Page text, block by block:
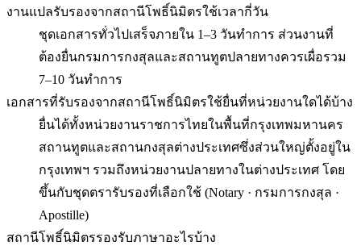
งานแปลรับรองจากสถานีโพธิ์นิมิตรใช้เวลากี่วัน
ชุดเอกสารทั่วไปเสร็จภายใน 1–3 วันทำการ ส่วนงานที่
ต้องยื่นกรมการกงสุลและสถานทูตปลายทางควรเผื่อรวม
7–10 วันทำการ
เอกสารที่รับรองจากสถานีโพธิ์นิมิตรใช้ยื่นที่หน่วยงานใดได้บ้าง
ยื่นได้ทั้งหน่วยงานราชการไทยในพื้นที่กรุงเทพมหานคร
สถานทูตและสถานกงสุลต่างประเทศซึ่งส่วนใหญ่ตั้งอยู่ใน
กรุงเทพฯ รวมถึงหน่วยงานปลายทางในต่างประเทศ โดย
ขึ้นกับชุดตรารับรองที่เลือกใช้ (Notary · กรมการกงสุล ·
Apostille)
สถานีโพธิ์นิมิตรรองรับภาษาอะไรบ้าง